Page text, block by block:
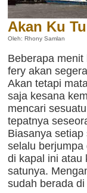
Akan Ku
Oleh: Rhony Samlan
Beberapa menit
fery akan
Akan tetapi
saja kesana
mencari
tepatnya
Biasanya setiap
selalu berjumpa
di kapal ini atau
satunya.
sudah berada di